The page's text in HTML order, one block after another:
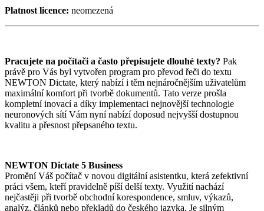
Platnost licence: neomezená
Pracujete na počítači a často přepisujete dlouhé texty? Pak
právě pro Vás byl vytvořen program pro převod řeči do textu
NEWTON Dictate, který nabízí i těm nejnáročnějším uživatelům
maximální komfort při tvorbě dokumentů. Tato verze prošla
kompletní inovací a díky implementaci nejnovější technologie
neuronových sítí Vám nyní nabízí doposud nejvyšší dostupnou
kvalitu a přesnost přepsaného textu.
NEWTON Dictate 5 Business
Promění Váš počítač v novou digitální asistentku, která zefektivní
práci všem, kteří pravidelně píší delší texty. Využití nachází
nejčastěji při tvorbě obchodní korespondence, smluv, výkazů,
analýz, článků nebo překladů do českého jazyka. Je silným